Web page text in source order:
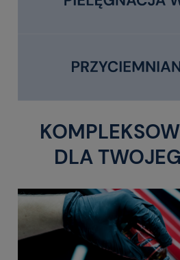
DLA